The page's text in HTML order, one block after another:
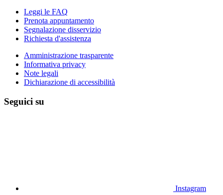
Leggi le FAQ
Prenota appuntamento
Segnalazione disservizio
Richiesta d'assistenza
Amministrazione trasparente
Informativa privacy
Note legali
Dichiarazione di accessibilità
Seguici su
Instagram